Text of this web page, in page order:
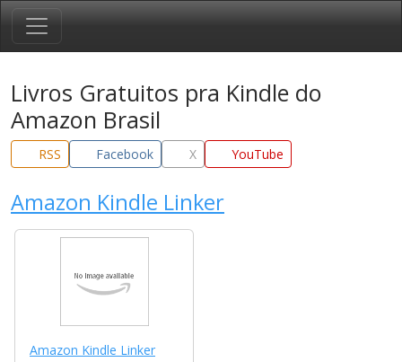
Livros Gratuitos pra Kindle do
Amazon Brasil
RSS Facebook X YouTube
Amazon Kindle Linker
Amazon Kindle Linker